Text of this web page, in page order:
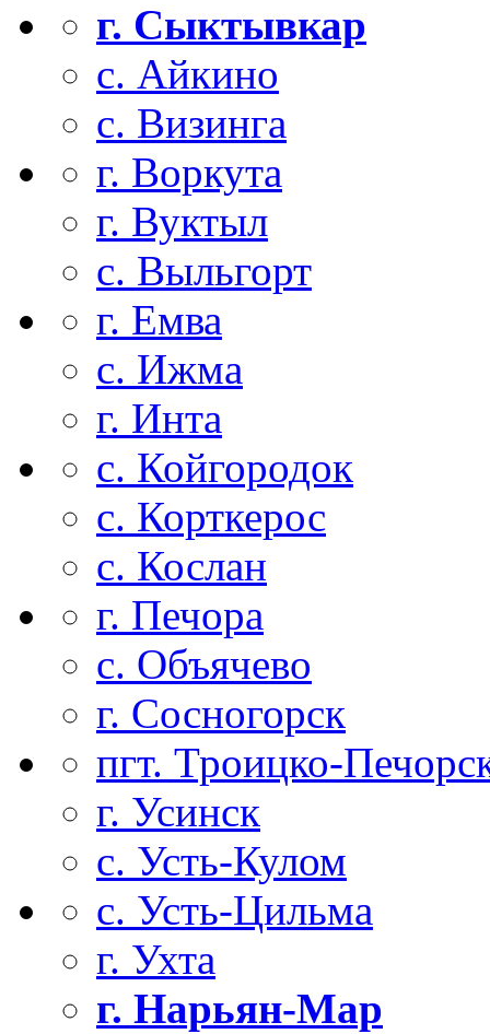
г. Сыктывкар
с. Айкино
с. Визинга
г. Воркута
г. Вуктыл
с. Выльгорт
г. Емва
с. Ижма
г. Инта
с. Койгородок
с. Корткерос
с. Кослан
г. Печора
с. Объячево
г. Сосногорск
пгт. Троицко-
г. Усинск
с. Усть-Кулом
с. Усть-Цильма
г. Ухта
г. Нарьян-Мар